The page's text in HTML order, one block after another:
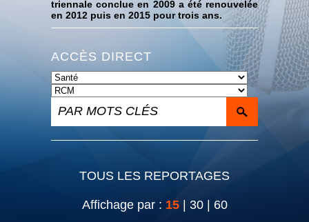
triennale conclue en 2009 a été renouvelée
en 2012 puis en 2015 pour trois ans.
ACCÈS DIRECT
TOUS LES REPORTAGES
Affichage par : 15| 30| 60